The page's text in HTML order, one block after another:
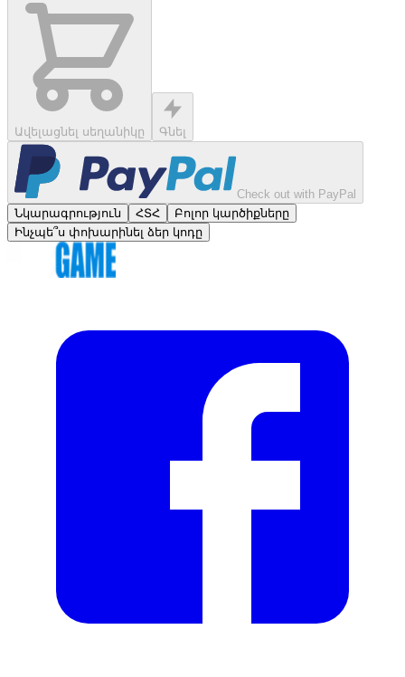
Ավելացնել սեղանիկը Գնել
Check out with PayPal
Նկարագրություն
ՀՏՀ
Բոլոր կարծիքները
Ինչպե՞ս փոխարինել ձեր կոդը